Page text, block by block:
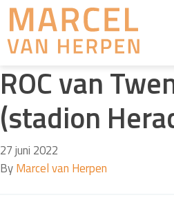
ROC van
(stadion
27 juni 2022
ByMarcel van Herpen